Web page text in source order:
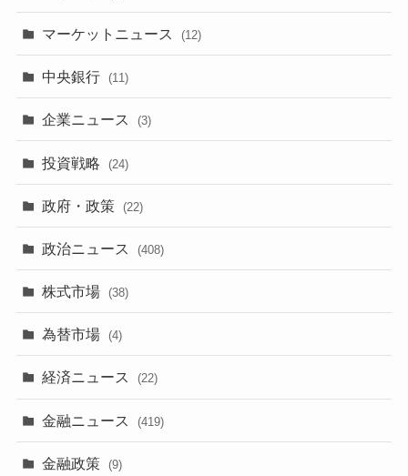
マーケットニュース (12)
中央銀行 (11)
企業ニュース (3)
投資戦略 (24)
政府・政策 (22)
政治ニュース (408)
株式市場 (38)
為替市場 (4)
経済ニュース (22)
金融ニュース (419)
金融政策 (9)